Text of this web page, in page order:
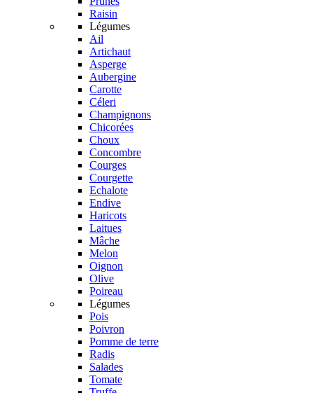
Raisin
Légumes
Ail
Artichaut
Asperge
Aubergine
Carotte
Céleri
Champignons
Chicorées
Choux
Concombre
Courges
Courgette
Echalote
Endive
Haricots
Laitues
Mâche
Melon
Oignon
Olive
Poireau
Légumes
Pois
Poivron
Pomme de terre
Radis
Salades
Tomate